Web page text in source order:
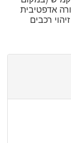
אדפטיבית
רכבים